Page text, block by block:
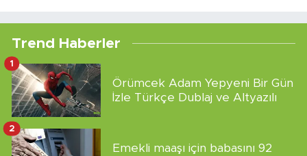
Trend Haberler
Örümcek Adam Yepyeni Bir Gün
İzle Türkçe Dublaj ve Altyazılı
1
Emekli maaşı için babasını 92
2